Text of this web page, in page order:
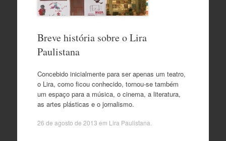
Breve história sobre o Lira
Paulistana
Concebido inicialmente para ser apenas um teatro,
o Lira, como ficou conhecido, tornou-se também
um espaço para a música, o cinema, a literatura,
as artes plásticas e o jornalismo.
26 de agosto de 2013 em Lira Paulistana